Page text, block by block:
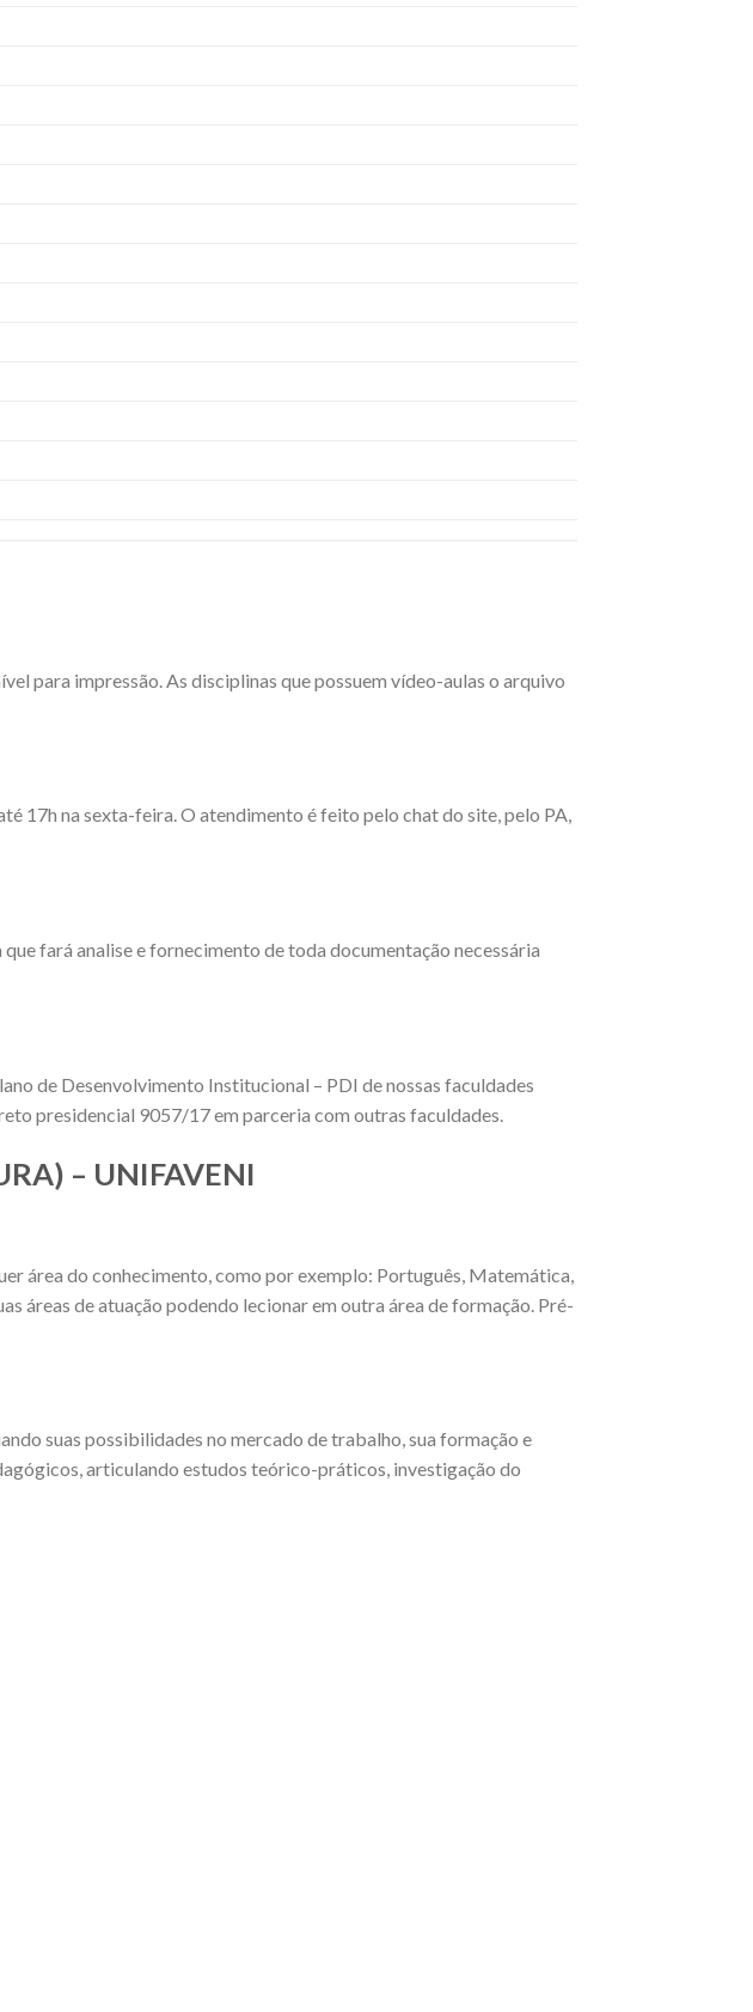
para impressão. As disciplinas que possuem vídeo-aulas o arquivo
17h na sexta-feira. O atendimento é feito pelo chat do site, pelo PA,
fará analise e fornecimento de toda documentação necessária
de Desenvolvimento Institucional – PDI de nossas faculdades
presidencial 9057/17 em parceria com outras faculdades.
– UNIFAVENI
área do conhecimento, como por exemplo: Português, Matemática,
áreas de atuação podendo lecionar em outra área de formação. Pré-
suas possibilidades no mercado de trabalho, sua formação e
articulando estudos teórico-práticos, investigação do